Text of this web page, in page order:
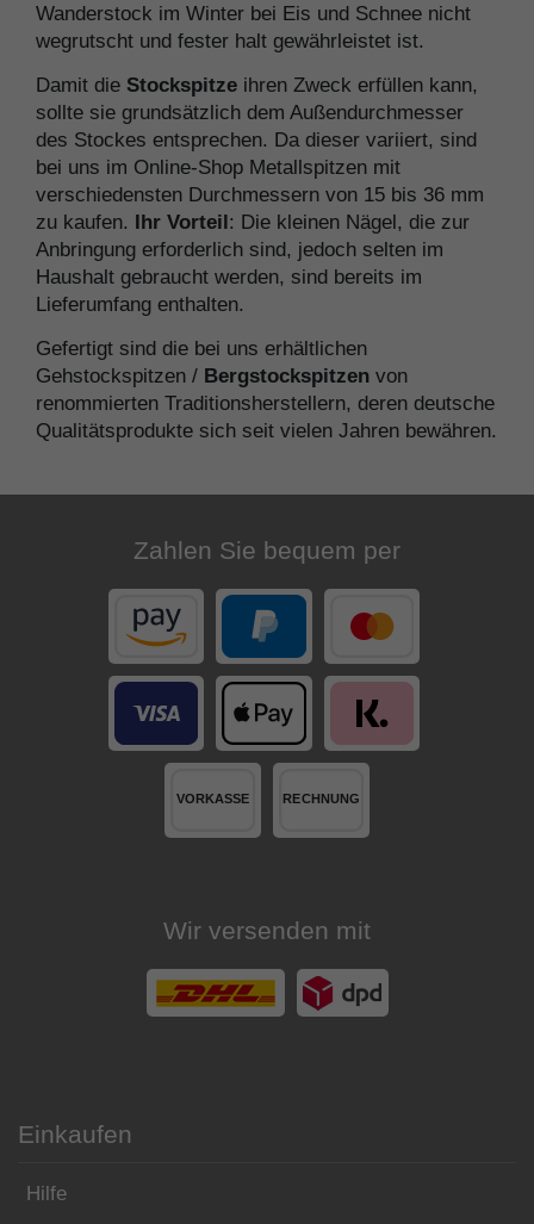
Wanderstock im Winter bei Eis und Schnee nicht
wegrutscht und fester halt gewährleistet ist.
Damit die Stockspitze ihren Zweck erfüllen kann,
sollte sie grundsätzlich dem Außendurchmesser
des Stockes entsprechen. Da dieser variiert, sind
bei uns im Online-Shop Metallspitzen mit
verschiedensten Durchmessern von 15 bis 36 mm
zu kaufen. Ihr Vorteil: Die kleinen Nägel, die zur
Anbringung erforderlich sind, jedoch selten im
Haushalt gebraucht werden, sind bereits im
Lieferumfang enthalten.
Gefertigt sind die bei uns erhältlichen
Gehstockspitzen / Bergstockspitzen von
renommierten Traditionsherstellern, deren deutsche
Qualitätsprodukte sich seit vielen Jahren bewähren.
Zahlen Sie bequem per
Wir versenden mit
Einkaufen
Hilfe